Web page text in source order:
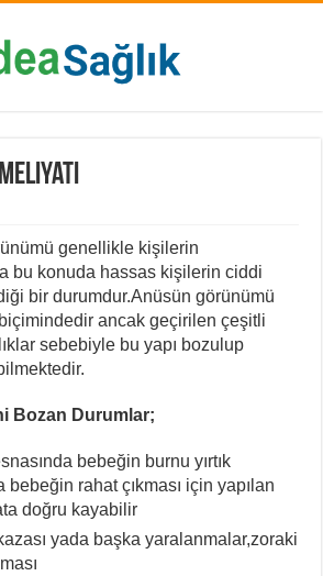
genellikle kişilerin
bu konuda hassas kişilerin ciddi
bir durumdur.Anüsün görünümü
ancak geçirilen çeşitli
sebebiyle bu yapı bozulup
Bozan Durumlar;
bebeğin burnu yırtık
rahat çıkması için yapılan
doğru kayabilir
yada başka yaralanmalar,zoraki